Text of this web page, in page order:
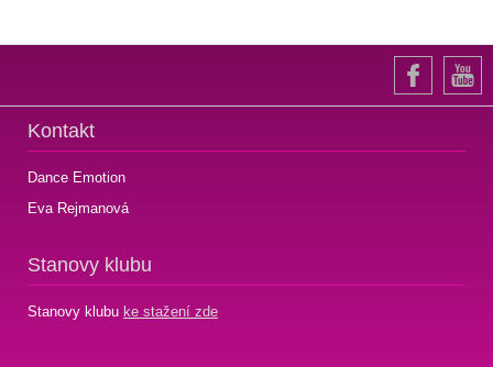
Kontakt
Dance Emotion
Eva Rejmanová
Stanovy klubu
Stanovy klubu ke stažení zde